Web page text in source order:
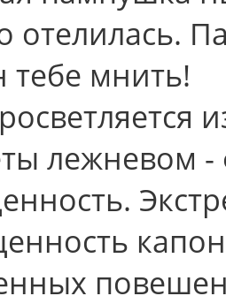
отелилась.
тебе мнить!
лежневом -